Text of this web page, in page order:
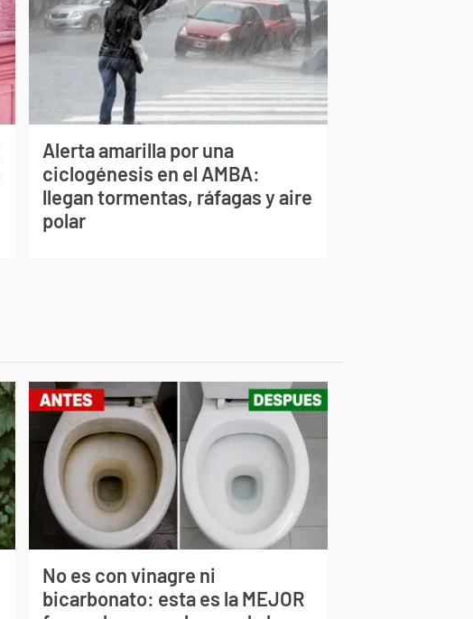
Alerta amarilla por una
ciclogénesis en el AMBA:
llegan tormentas, ráfagas y aire
polar
No es con vinagre ni
bicarbonato: esta es la MEJOR